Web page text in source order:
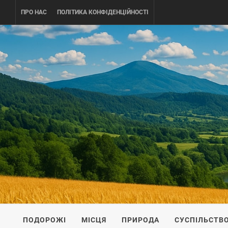
content
ПРО НАС ПОЛІТИКА КОНФІДЕНЦІЙНОСТІ
UKRAINE-
ПОДОРОЖI ПО УКРАЇНІ
ПОДОРОЖІ МІСЦЯ ПРИРОДА СУСПІЛЬСТВО